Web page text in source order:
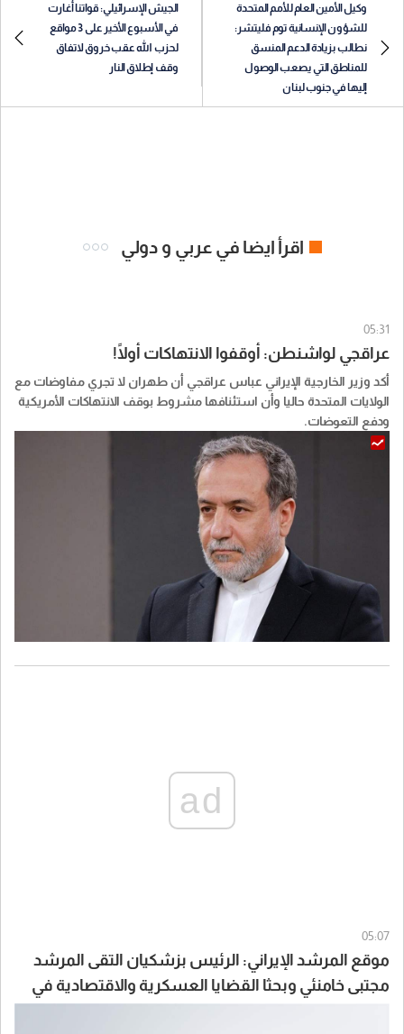
وكيل الأمين العام للأمم المتحدة
للشؤون الإنسانية توم فليتشر:
نطالب بزيادة الدعم المنسق
للمناطق التي يصعب الوصول
إليها في جنوب لبنان
الجيش الإسرائيلي: قواتنا أغارت
في الأسبوع الأخير على 3 مواقع
لحزب الله عقب خروق لاتفاق
وقف إطلاق النار
اقرأ ايضا في عربي و دولي
05:31
عراقجي لواشنطن: أوقفوا الانتهاكات أولًا!
أكد وزير الخارجية الإيراني عباس عراقجي أن طهران لا تجري مفاوضات مع
الولايات المتحدة حاليا وأن استئنافها مشروط بوقف الانتهاكات الأمريكية
ودفع التعوضات.
ad
05:07
موقع المرشد الإيراني: الرئيس بزشكيان التقى المرشد
مجتبى خامنئي وبحثا القضايا العسكرية والاقتصادية في